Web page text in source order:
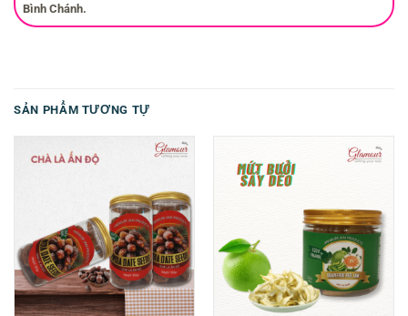
Bình Chánh.
SẢN PHẨM TƯƠNG TỰ